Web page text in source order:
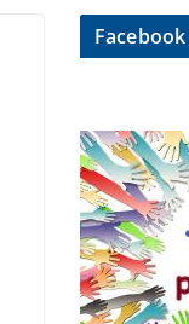
Facebook